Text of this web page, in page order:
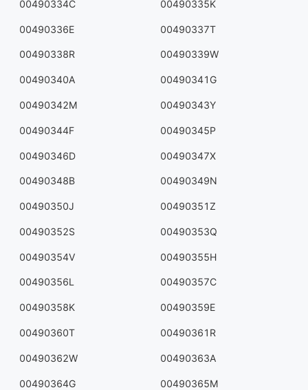
00490334C 00490335K
00490336E 00490337T
00490338R 00490339W
00490340A 00490341G
00490342M 00490343Y
00490344F 00490345P
00490346D 00490347X
00490348B 00490349N
00490350J 00490351Z
00490352S 00490353Q
00490354V 00490355H
00490356L 00490357C
00490358K 00490359E
00490360T 00490361R
00490362W 00490363A
00490364G 00490365M